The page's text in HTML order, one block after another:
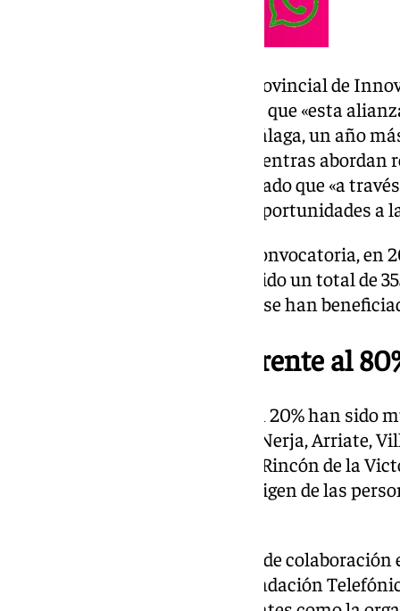
La vicepresidenta y diputada provincial de
Antonia Ledesma, ha sostenido que «esta
campus de programación 42 Málaga, un año
Centro de Innovación Social mientras abordan
tecnología». Además, ha trasladado que «a
Diputación es acercar nuevas oportunidades a
Desde que se abrió la primera convocatoria,
explicado que La Noria ha recibido un total de
alojamiento gratuito de las que se han
Un 20% de mujeres frente al
Del total de los beneficiarios, un 20% han sido
hombres. Cártama, Coín, Ojén, Nerja, Arriate,
Arenas, Villanueva del Rosario, Rincón de la
algunos de los municipios de origen de las
Desde el inicio de este proyecto de
programación 42 Málaga de Fundación